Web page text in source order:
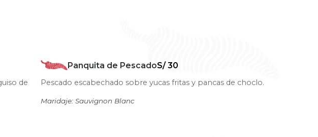
de
Panquita de PescadoS/ 30
Pescado escabechado sobre yucas fritas y pancas de choclo.
Maridaje: Sauvignon Blanc